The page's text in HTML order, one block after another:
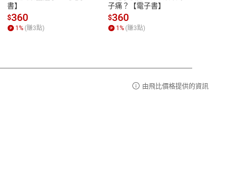
性
參
客服電話：0080-1857077
書】
$360
1% (賺3點)
子痛？【電子書】
$360
1% (賺3點)
由飛比價格提供的資訊